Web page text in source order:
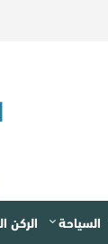
السياحة الركن